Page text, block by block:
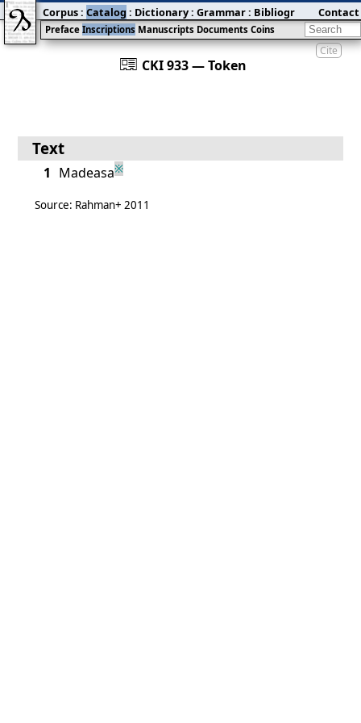
Cite
󰀀 CKI 933 — Token
Preface Inscriptions Manuscripts Documents Coins
Corpus: Catalog : Dictionary: Grammar: Bibliography:Blog
Contact